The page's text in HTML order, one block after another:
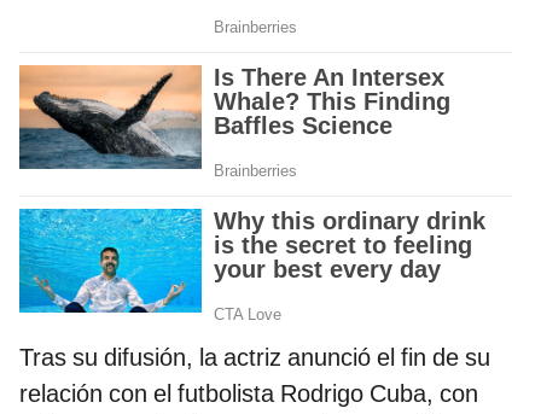
Tras su difusión, la actriz anunció el fin de su
relación con el futbolista Rodrigo Cuba, con